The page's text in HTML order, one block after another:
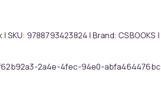
9788793423824 | Brand: CSBOOKS |
2a4e-4fec-94e0-abfa464476bc